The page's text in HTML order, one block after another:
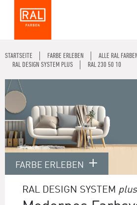
STARTSEITE FARBE ERLEBEN
ALLE RAL FARBEN
RAL DESIGN SYSTEM PLUS
RAL 230 50 10
FARBE ERLEBEN
RAL DESIGN SYSTEM plus